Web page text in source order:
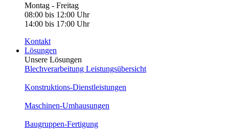
Montag - Freitag
08:00 bis 12:00 Uhr
14:00 bis 17:00 Uhr
Kontakt
Lösungen
Unsere Lösungen
Blechverarbeitung Leistungsübersicht
Konstruktions-Dienstleistungen
Maschinen-Umhausungen
Baugruppen-Fertigung